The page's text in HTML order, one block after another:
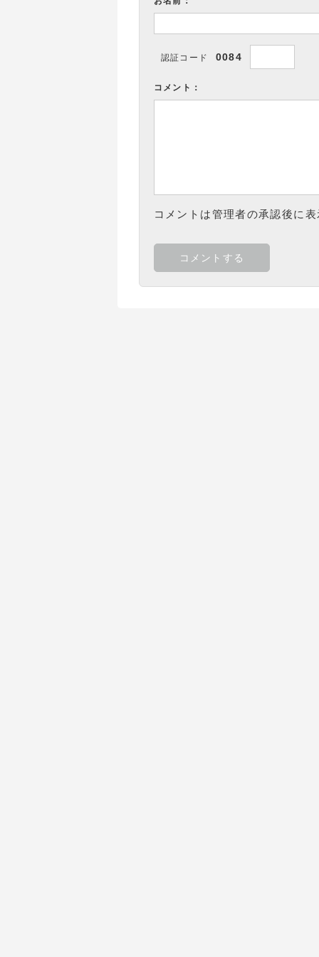
認証コード 0084
コメント：
コメントは管理者の承認後に表